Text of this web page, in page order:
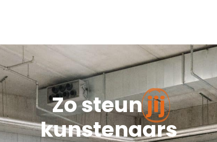
Zo steunjij
kunstenaars